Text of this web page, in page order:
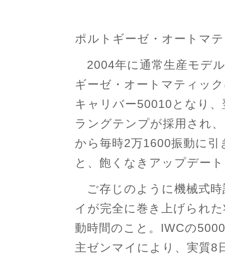
ポルトギーゼ・オートマ
2004年に通常生産モデ
ギーゼ・オートマティッ
キャリバー50010となり
ラングテンプが採用され
から毎時2万1600振動に
と、飽くなきアップデー
ご存じのように機械式
イが完全に巻き上げられ
動時間のこと。IWCの
主ゼンマイにより、実質8